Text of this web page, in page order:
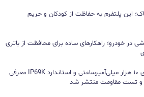
این پلتفرم به حفاظت از کودکان و حریم
در خودرو؛ راهکارهای ساده برای محافظت از باتری
اوپو A7 Pro Max با باتری ۱۰ هزار میلی‌آمپرساعتی و استاندارد IP69K معرفی
و تست مقاومت منتشر شد